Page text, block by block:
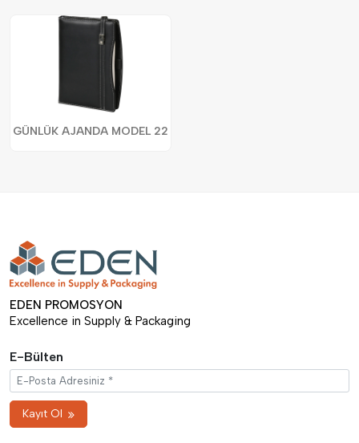
GÜNLÜK AJANDA MODEL 22
EDEN PROMOSYON
Excellence in Supply & Packaging
E-Bülten
Kayıt Ol